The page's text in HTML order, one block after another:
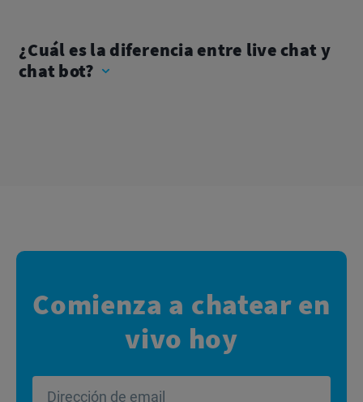
¿Cuál es la diferencia entre live chat y
chat bot?
Comienza a chatear en
vivo hoy